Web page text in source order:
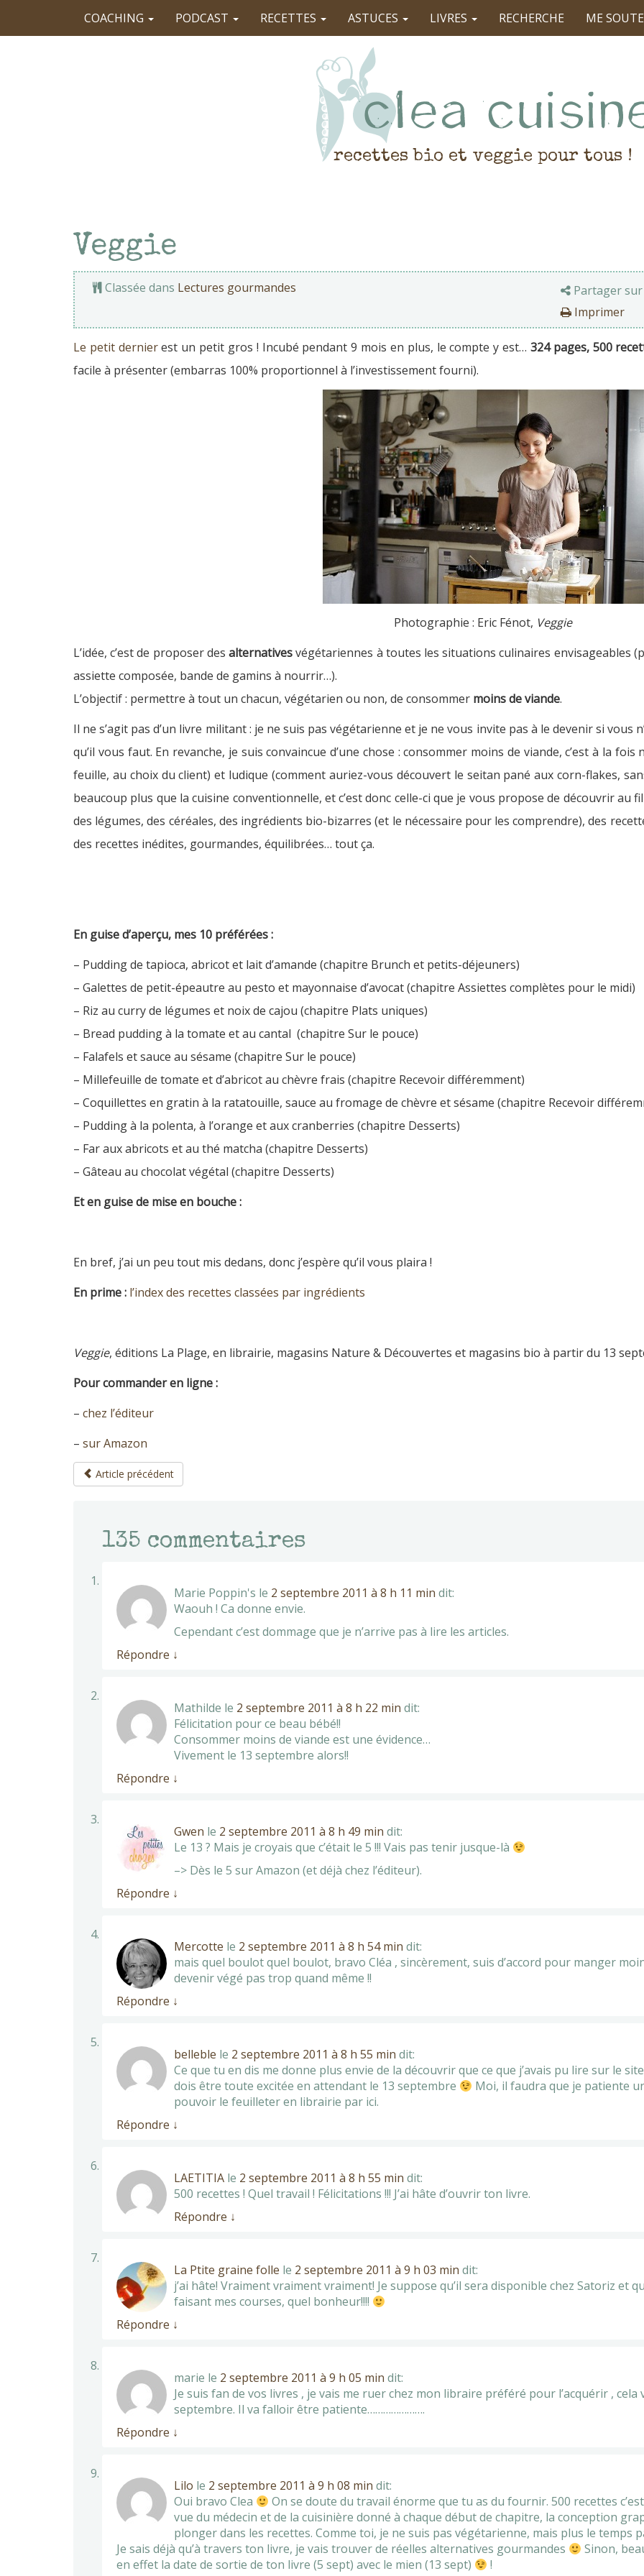
COACHING PODCAST RECETTES ASTUCES LIVRES RECHERCHE ME
recettes bio et veggie pour tous !
Veggie
Classée dans Lectures gourmandes Partager sur
Imprimer
Le petit dernierest un petit gros ! Incubé pendant 9 mois en plus, le compte y est… 324 pages, 500
facile à présenter (embarras 100% proportionnel à l’investissement fourni).
Photographie : Eric Fénot, Veggie
L’idée, c’est de proposer desalternativesvégétariennes à toutes les situations culinaires envisageables
assiette composée, bande de gamins à nourrir…).
L’objectif : permettre à tout un chacun, végétarien ou non, de consommer moins de viande.
Il ne s’agit pas d’un livre militant : je ne suis pas végétarienne et je ne vous invite pas à le devenir si vous
qu’il vous faut. En revanche, je suis convaincue d’une chose : consommer moins de viande, c’est à la
feuille, au choix du client) et ludique (comment auriez-vous découvert le seitan pané aux corn-flakes,
beaucoup plus que la cuisine conventionnelle, et c’est donc celle-ci que je vous propose de découvrir au
des légumes, des céréales, des ingrédients bio-bizarres (et le nécessaire pour les comprendre), des
des recettes inédites, gourmandes, équilibrées… tout ça.
En guise d’aperçu, mes 10 préférées :
– Pudding de tapioca, abricot et lait d’amande (chapitre Brunch et petits-déjeuners)
– Galettes de petit-épeautre au pesto et mayonnaise d’avocat (chapitre Assiettes complètes pour le midi)
– Riz au curry de légumes et noix de cajou (chapitre Plats uniques)
– Bread pudding à la tomate et au cantal (chapitre Sur le pouce)
– Falafels et sauce au sésame (chapitre Sur le pouce)
– Millefeuille de tomate et d’abricot au chèvre frais (chapitre Recevoir différemment)
– Coquillettes en gratin à la ratatouille, sauce au fromage de chèvre et sésame (chapitre Recevoir
– Pudding à la polenta, à l’orange et aux cranberries (chapitre Desserts)
– Far aux abricots et au thé matcha (chapitre Desserts)
– Gâteau au chocolat végétal (chapitre Desserts)
Et en guise de mise en bouche :
En bref, j’ai un peu tout mis dedans, donc j’espère qu’il vous plaira !
En prime : l’index des recettes classées par ingrédients
Veggie, éditions La Plage, en librairie, magasins Nature & Découvertes et magasins bio à partir du 13
Pour commander en ligne :
– chez l’éditeur
– sur Amazon
Article précédent
135 commentaires
Marie Poppin's le 2 septembre 2011 à 8 h 11 min dit:
Waouh ! Ca donne envie.
Cependant c’est dommage que je n’arrive pas à lire les articles.
Répondre ↓
Mathilde le 2 septembre 2011 à 8 h 22 min dit:
Félicitation pour ce beau bébé!!
Consommer moins de viande est une évidence…
Vivement le 13 septembre alors!!
Répondre ↓
Gwen le 2 septembre 2011 à 8 h 49 min dit:
Le 13 ? Mais je croyais que c’était le 5 !!! Vais pas tenir jusque-là
–> Dès le 5 sur Amazon (et déjà chez l’éditeur).
Répondre ↓
Mercotte le 2 septembre 2011 à 8 h 54 min dit:
mais quel boulot quel boulot, bravo Cléa , sincèrement, suis d’accord pour manger
devenir végé pas trop quand même !!
Répondre ↓
belleble le 2 septembre 2011 à 8 h 55 min dit:
Ce que tu en dis me donne plus envie de la découvrir que ce que j’avais pu lire sur le
dois être toute excitée en attendant le 13 septembre
Moi, il faudra que je patiente
pouvoir le feuilleter en librairie par ici.
Répondre ↓
LAETITIA le 2 septembre 2011 à 8 h 55 min dit:
500 recettes ! Quel travail ! Félicitations !!! J’ai hâte d’ouvrir ton livre.
Répondre ↓
La Ptite graine folle le 2 septembre 2011 à 9 h 03 min dit:
j’ai hâte! Vraiment vraiment vraiment! Je suppose qu’il sera disponible chez Satoriz et
faisant mes courses, quel bonheur!!!!
Répondre ↓
marie le 2 septembre 2011 à 9 h 05 min dit:
Je suis fan de vos livres , je vais me ruer chez mon libraire préféré pour l’acquérir , cela
septembre. Il va falloir être patiente………………….
Répondre ↓
Lilo le 2 septembre 2011 à 9 h 08 min dit:
Oui bravo Clea
On se doute du travail énorme que tu as du fournir. 500 recettes
vue du médecin et de la cuisinière donné à chaque début de chapitre, la conception
plonger dans les recettes. Comme toi, je ne suis pas végétarienne, mais plus le temps
Je sais déjà qu’à travers ton livre, je vais trouver de réelles alternatives gourmandes
Sinon,
en effet la date de sortie de ton livre (5 sept) avec le mien (13 sept)
!